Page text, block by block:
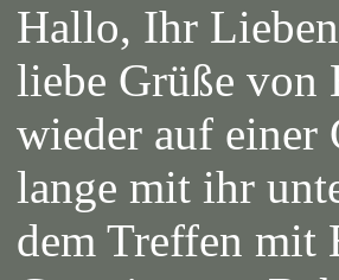
Hallo, Ihr
liebe Grüße von
wieder auf einer
lange mit ihr
dem Treffen mit